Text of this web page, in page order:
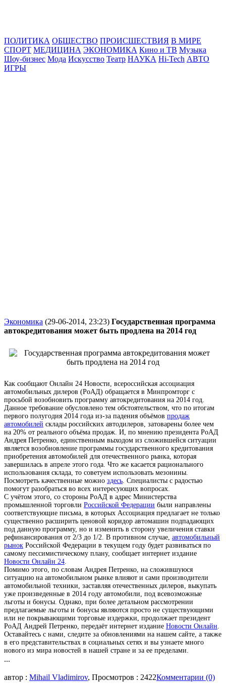
ПОЛИТИКА ОБЩЕСТВО ПРОИСШЕСТВИЯ В МИРЕ
СПОРТ МЕДИЦИНА ЭКОНОМИКА Кино и ТВ Музыка
Шоу-бизнес Мода Искусство Театр НАУКА Hi-Tech АВТО
ИГРЫ
Экономика (29-06-2014, 23:23) Государственная программа
автокредитования может быть продлена на 2014 год
Как сообщают Онлайн 24 Новости, всероссийская ассоциация
автомобильных дилеров (РоАД) обращается в Минпромторг с
просьбой возобновить программу автокредитования на 2014 год.
Данное требование обусловлено тем обстоятельством, что по итогам
первого полугодия 2014 года из-за падения объёмов продаж
автомобилей склады российских автодилеров, затоварены более чем
на 20% от реального объёма продаж. И, по мнению президента РоАД
Андрея Петренко, единственным выходом из сложившейся ситуации
является возобновление программы государственного кредитования
приобретения автомобилей для отечественного рынка, которая
завершилась в апреле этого года. Что же касается рационального
использования склада, то советуем использовать мезонины.
Посмотреть качественные можно здесь. Специалисты с радостью
помогут разобраться во всех интересующих вопросах.
С учётом этого, со стороны РоАД в адрес Министерства
промышленной торговли Российской Федерации были направлены
соответствующие письма, в которых Ассоциация предлагает не только
существенно расширить ценовой коридор автомашин подпадающих
под данную программу, но и изменить в сторону увеличения ставки
рефинансирования от 2/3 до 1/2. В противном случае, автомобильный
рынок Российской Федерации в текущем году будет развиваться по
самому пессимистическому плану, сообщает интернет издание
Новости Онлайн 24.
Помимо этого, по словам Андрея Петренко, на сложившуюся
ситуацию на автомобильном рынке влияют и сами производители
автомобильной техники, заставляя отечественных дилеров, выкупать
уже произведенные в 2014 году автомобили, под всевозможные
льготы и бонусы. Однако, при более детальном рассмотрении
предлагаемые льготы и бонусы являются просто не существующими
или не покрывающими торговые издержки, продолжает президент
РоАД Андрей Петренко, передаёт интернет издание Новости Онлайн.
Оставайтесь с нами, следите за обновлениями на нашем сайте, а также
в его представительствах в социальных сетях и вы узнаете много
нового из мира новостей в нашей стране и за ее пределами.
...
автор : Mihail Vladimirov, Просмотров : 2422Комментарии (0)